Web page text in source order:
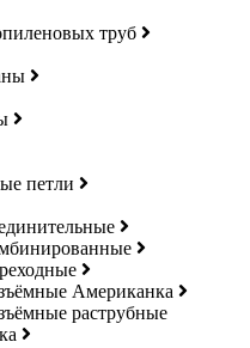
труб
петли
Американка
раструбные